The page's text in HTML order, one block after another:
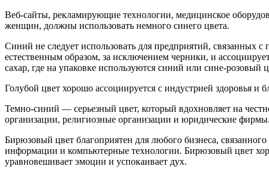
Веб-сайты, рекламирующие технологии, медицинское
женщин, должны использовать немного синего цвета.
Синий не следует использовать для предприятий, связанных с
естественным образом, за исключением черники, и
сахар, где на упаковке используются синий или сине-
Голубой цвет хорошо ассоциируется с индустрией здоровья и
Темно-синий — серьезный цвет, который вдохновляет на
организации, религиозные организации и юридические
Бирюзовый цвет благоприятен для любого бизнеса,
информации и компьютерные технологии. Бирюзовый цвет
уравновешивает эмоции и успокаивает дух.